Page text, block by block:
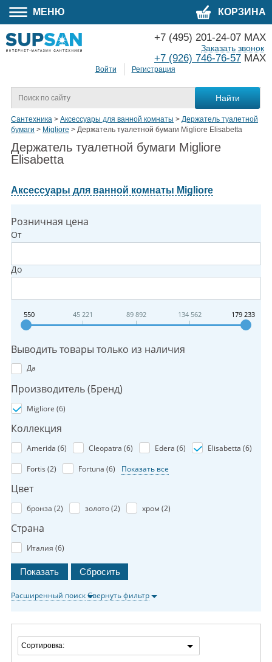
МЕНЮ КОРЗИНА
Войти Регистрация
+7 (495) 201-24-07 MAX
+7 (926) 746-76-57 MAX
Заказать звонок
Сантехника > Аксессуары для ванной комнаты > Держатель туалетной
бумаги > Migliore > Держатель туалетной бумаги Migliore Elisabetta
Держатель туалетной бумаги Migliore
Elisabetta
Аксессуары для ванной комнаты Migliore
Розничная цена
От
До
550 45 221 89 892 134 562 179 233
Выводить товары только из наличия
Да
Производитель (Бренд)
Migliore (6)
Коллекция
Amerida (6) Cleopatra (6) Edera (6) Elisabetta (6)
Fortis (2) Fortuna (6) Показать все
Цвет
бронза (2) золото (2) хром (2)
Страна
Италия (6)
Расширенный поискСвернуть фильтр
Сортировка: